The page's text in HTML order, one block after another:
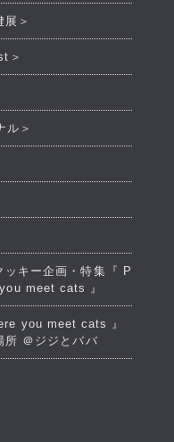
展＞
＞
ル＞
ッキー企画・特集『 P
meet cats 』
you meet cats 』
所 ＠ジジとババ